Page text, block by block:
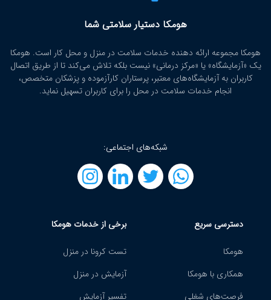
هومکا دستیار سلامتی شما
هومکا مجموعه ارائه‌ دهنده خدمات سلامت در منزل و محل کار است. هومکا
یک «آزمایشگاه» یا «مرکز درمانی» نیست بلکه تلاش می‌کند تا از طریق اتصال
کاربران به آزمایشگاه‌های معتبر، پرستاران کارآزموده و پزشکان متخصص،
انجام خدمات سلامت در محل را برای کاربران تسهیل نماید.
شبکه‌های اجتماعی:
دسترسی سریع
هومکا
همکاری با هومکا
فرصت‌های شغلی
برخی از خدمات هومکا
تست کرونا در منزل
آزمایش در منزل
تفسیر آزمایش